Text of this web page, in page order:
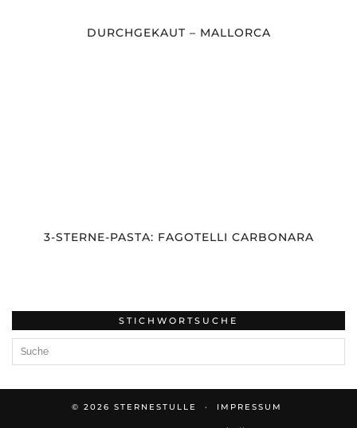
DURCHGEKAUT – MALLORCA
3-STERNE-PASTA: FAGOTELLI CARBONARA
STICHWORTSUCHE
© 2026 STERNESTULLE IMPRESSUM